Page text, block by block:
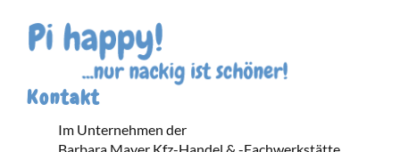
Kontakt
Im Unternehmen der